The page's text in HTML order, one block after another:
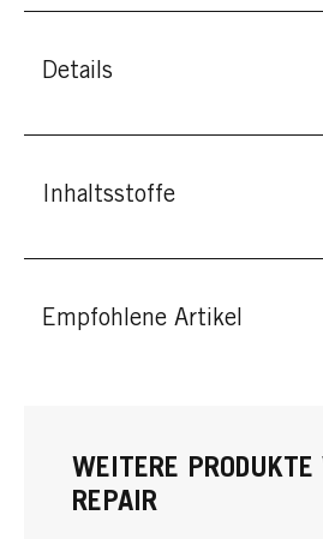
Details
Inhaltsstoffe
Empfohlene Artikel
WEITERE PRODUKTE
REPAIR